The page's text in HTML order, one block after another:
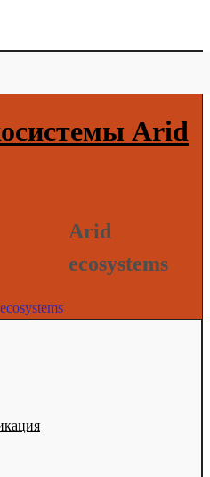
Arid
Arid
ecosystems